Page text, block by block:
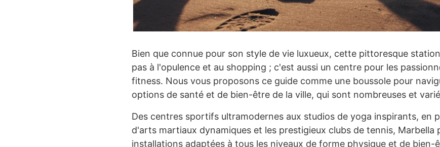
Bien que connue pour son style de vie luxueux, cette pittoresque
pas à l'opulence et au shopping ; c'est aussi un centre pour les
fitness. Nous vous proposons ce guide comme une boussole pour
options de santé et de bien-être de la ville, qui sont nombreuses et
Des centres sportifs ultramodernes aux studios de yoga inspirants, en
d'arts martiaux dynamiques et les prestigieux clubs de tennis, Marbella
installations adaptées à tous les niveaux de forme physique et de bien-